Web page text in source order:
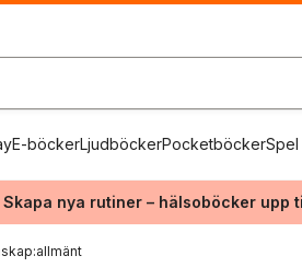
E-böckerLjudböckerPocketböckerSpel
Skapa nya rutiner – hälsoböcker upp